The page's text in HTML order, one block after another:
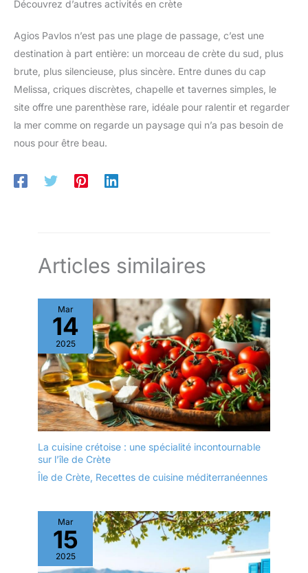
Découvrez d’autres activités en crète
Agios Pavlos n’est pas une plage de passage, c’est une
destination à part entière: un morceau de crète du sud, plus
brute, plus silencieuse, plus sincère. Entre dunes du cap
Melissa, criques discrètes, chapelle et tavernes simples, le
site offre une parenthèse rare, idéale pour ralentir et regarder
la mer comme on regarde un paysage qui n’a pas besoin de
nous pour être beau.
Articles similaires
Mar
14
2025
La cuisine crétoise : une spécialité incontournable
sur l’île de Crète
Île de Crète, Recettes de cuisine méditerranéennes
Mar
15
2025